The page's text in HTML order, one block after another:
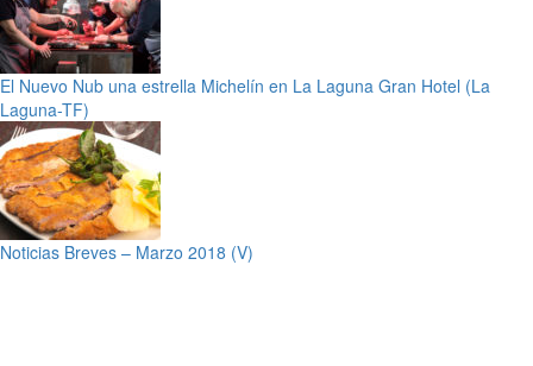
El Nuevo Nub una estrella Michelín en La Laguna Gran Hotel (La
Laguna-TF)
Noticias Breves – Marzo 2018 (V)